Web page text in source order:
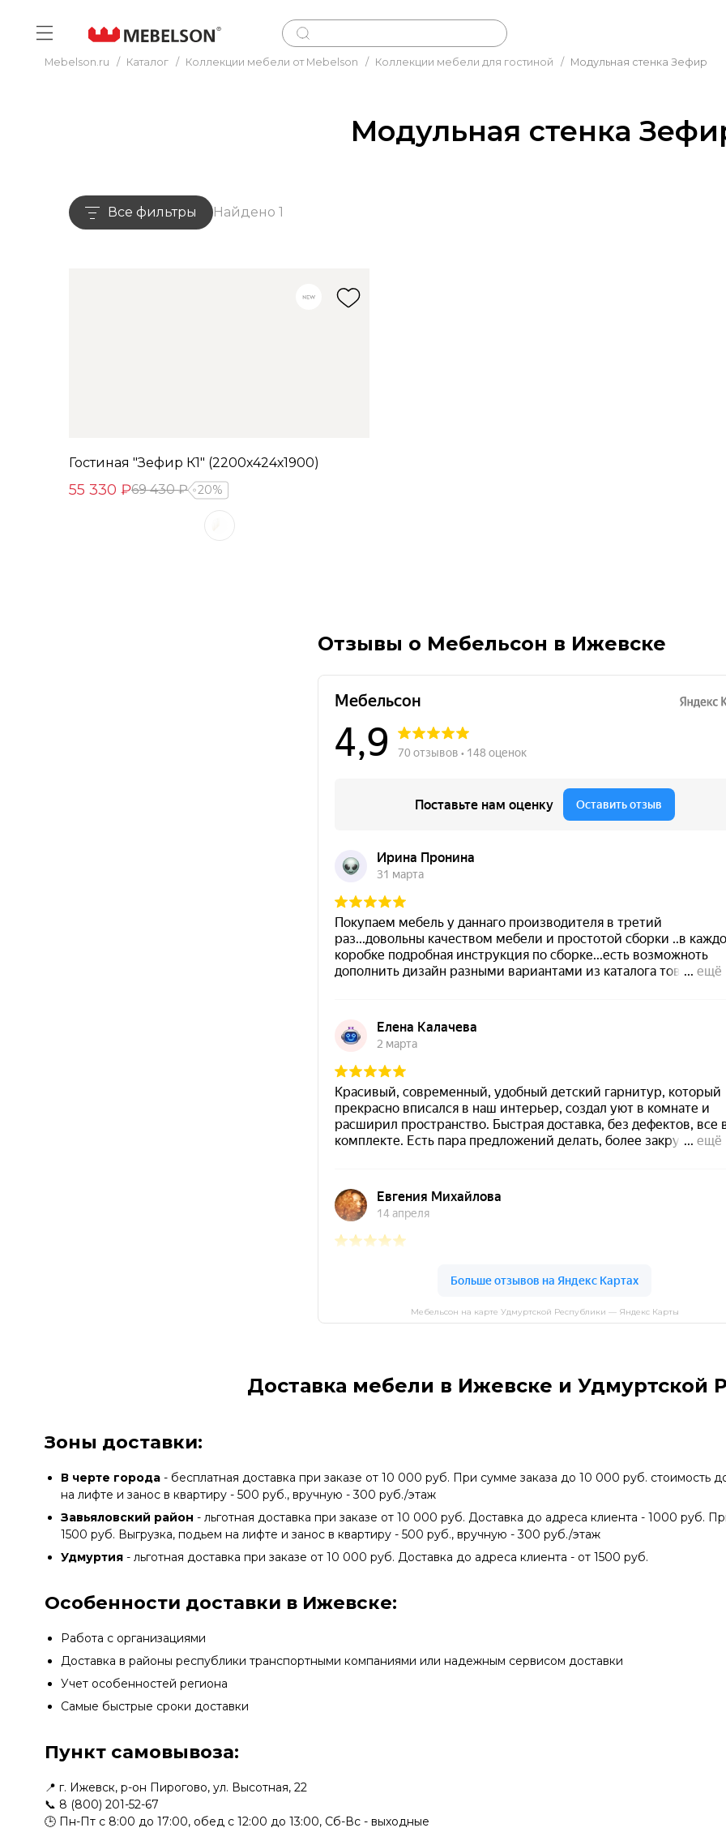
Mebelson.ru / Каталог / Коллекции мебели от Mebelson / Коллекции мебели для гостиной / Модульная стенка Зефир
Модульная стенка
Все фильтры Найдено 1
Гостиная "Зефир К1" (2200х424х1900)
55 330 ₽69 430 ₽ 20%
Отзывы о Мебельсон в Ижевске
Мебельсон на карте Удмуртской Республики — Яндекс Карты
Доставка мебели в Ижевске и Удмуртской
Зоны доставки:
В черте города - бесплатная доставка при заказе от 10 000 руб. При сумме заказа до 10 000 руб. стоимость
на лифте и занос в квартиру - 500 руб., вручную - 300 руб./этаж
Завьяловский район - льготная доставка при заказе от 10 000 руб. Доставка до адреса клиента - 1000 руб.
1500 руб. Выгрузка, подьем на лифте и занос в квартиру - 500 руб., вручную - 300 руб./этаж
Удмуртия - льготная доставка при заказе от 10 000 руб. Доставка до адреса клиента - от 1500 руб.
Особенности доставки в Ижевске:
Работа с организациями
Доставка в районы республики транспортными компаниями или надежным сервисом доставки
Учет особенностей региона
Самые быстрые сроки доставки
Пункт самовывоза:
📍 г. Ижевск, р-он Пирогово, ул. Высотная, 22
📞 8 (800) 201-52-67
🕒 Пн-Пт с 8:00 до 17:00, обед с 12:00 до 13:00, Сб-Вс - выходные